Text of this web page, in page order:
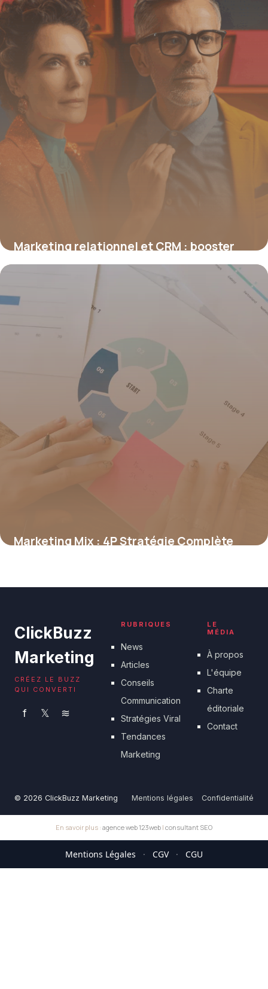
Marketing relationnel et CRM : booster
durablement l’engagement client
Marketing Mix : 4P Stratégie Complète
ClickBuzz
Marketing
CRÉEZ LE BUZZ
QUI CONVERTI
f 𝕏 ≋
RUBRIQUES
News
Articles
Conseils
Communication
Stratégies Viral
Tendances
Marketing
LE
MÉDIA
À propos
L'équipe
Charte
éditoriale
Contact
© 2026 ClickBuzz Marketing Mentions légales Confidentialité
En savoir plus : agence web 123web | consultant SEO
Mentions Légales · CGV · CGU